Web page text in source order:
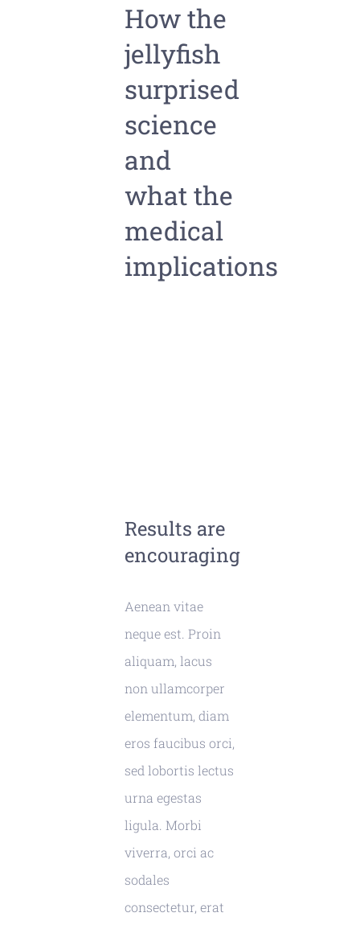
How the
jellyfish
surprised
science
and
what the
medical
implications
Results are
encouraging
Aenean vitae
neque est. Proin
aliquam, lacus
non ullamcorper
elementum, diam
eros faucibus orci,
sed lobortis lectus
urna egestas
ligula. Morbi
viverra, orci ac
sodales
consectetur, erat